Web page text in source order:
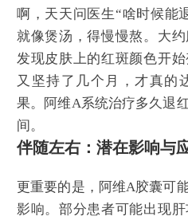
啊，天天问医生“啥时候能
就像煲汤，得慢慢熬。大
发现皮肤上的红斑颜色开始
又坚持了几个月，才真的
果。阿维A系统治疗多久退
间。
伴随左右：潜在影响与
更重要的是，阿维A胶囊可
影响。部分患者可能出现